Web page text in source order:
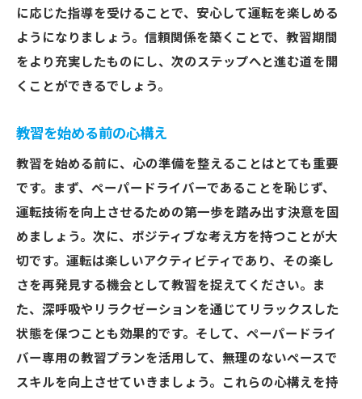
に応じた指導を受けることで、安心して運転を楽しめる
ようになりましょう。信頼関係を築くことで、教習期間
をより充実したものにし、次のステップへと進む道を開
くことができるでしょう。
教習を始める前の心構え
教習を始める前に、心の準備を整えることはとても重要
です。まず、ペーパードライバーであることを恥じず、
運転技術を向上させるための第一歩を踏み出す決意を固
めましょう。次に、ポジティブな考え方を持つことが大
切です。運転は楽しいアクティビティであり、その楽し
さを再発見する機会として教習を捉えてください。ま
た、深呼吸やリラクゼーションを通じてリラックスした
状態を保つことも効果的です。そして、ペーパードライ
バー専用の教習プランを活用して、無理のないペースで
スキルを向上させていきましょう。これらの心構えを持